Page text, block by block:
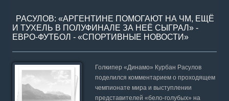
РАСУЛОВ: «АРГЕНТИНЕ ПОМОГАЮТ НА ЧМ, ЕЩЁ
И ТУХЕЛЬ В ПОЛУФИНАЛЕ ЗА НЕЁ СЫГРАЛ» -
ЕВРО-ФУТБОЛ - «СПОРТИВНЫЕ НОВОСТИ»
Голкипер «Динамо» Курбан Расулов
поделился комментарием о проходящем
чемпионате мира и выступлении
представителей «бело-голубых» на